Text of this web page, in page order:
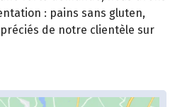
: pains sans gluten,
de notre clientèle sur